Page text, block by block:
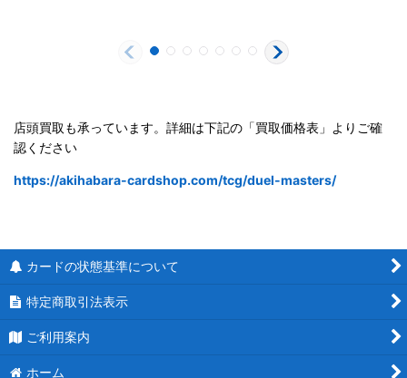
店頭買取も承っています。詳細は下記の「買取価格表」よりご確
認ください
https://akihabara-cardshop.com/tcg/duel-masters/
カードの状態基準について
特定商取引法表示
ご利用案内
ホーム